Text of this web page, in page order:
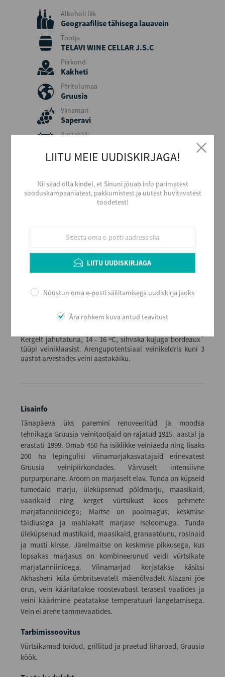
Alkoholi liik
Geograafilise tähisega lauavein
Tootja
TELAVI WINE CELLAR J.S.C
Piirkond
Kakheti
Päritolumaa
Gruusia
Viinamari
Saperavi
Aastakäik
Värvus
Stiil
Magus ja aromaatne
Alkoholi sisaldus
11,5
Maht (L)
0,75
6
4867616020107
Kergelt jahutatuna, 14 - 16 ºC, sihvaka kujuga bordeaux´
tüüpi veiniklaasist. Arengupotentsiaal veinikeldris kuni 3
aastat arvestades veini aastakäiku.
Lisainfo
Tänapäeva üks paremini renoveeritud ja moodsa
tehnikaga Gruusia veinitootjaid on rajatud 1915. aastal ja
erastati 1999. Omab 450 ha isiklikke veiniaedu ning lisaks
200 ha lepingulisi viinamarjakasvatajaid erinevatest
Gruusia veinipiirkondades. Värvuselt intensiivne
purpurpunane. Aroom on marjaselt elav. Tunda on küpseid
tumedaid marju, üleküpsenud põldmarju, maasikaid,
vaarikaid ning kerget vürtsikust koos pehmete
marjatanniinidega; Maitse on poolmagus, keskmise
täidlusega ja mahlakalt marjase iseloomuga. Tunda
üleküpsenud mustikaid, maasikaid, granaatõunu, rosinaid
ja musti kirsse. Järelmaitse on keskmise pikkusega, kus
lopsakas marjasus on kombineerunud veidi vürtsikate
marjatanniinidega. Viinamarjad korjatakse käsitsi
Akhasheni küla ümbritsevatelt mäenõlvadelt Alazani jõe
orus, vein kääritatakse roostevabast terasest vaatides ja
veini käärimine peatatakse temperatuuri langetamisega.
Vein ei arene tammevaatides.
Tarbimissoovitus
Vürtsikamad toidud, grillitud ja praetud liharoad, Gruusia
köök.
LIITU MEIE UUDISKIRJAGA!
Nii saad olla kindel, et Sinuni jõuab info parimatest
sooduskampaaniatest, pakkumistest ja uutest huvitavatest
toodetest!
LIITU UUDISKIRJAGA
Nõustun oma e-posti säilitamisega uudiskirja jaoks
Ära rohkem kuva antud teavitust